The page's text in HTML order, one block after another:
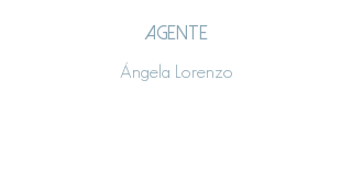
AGENTE
Ángela Lorenzo